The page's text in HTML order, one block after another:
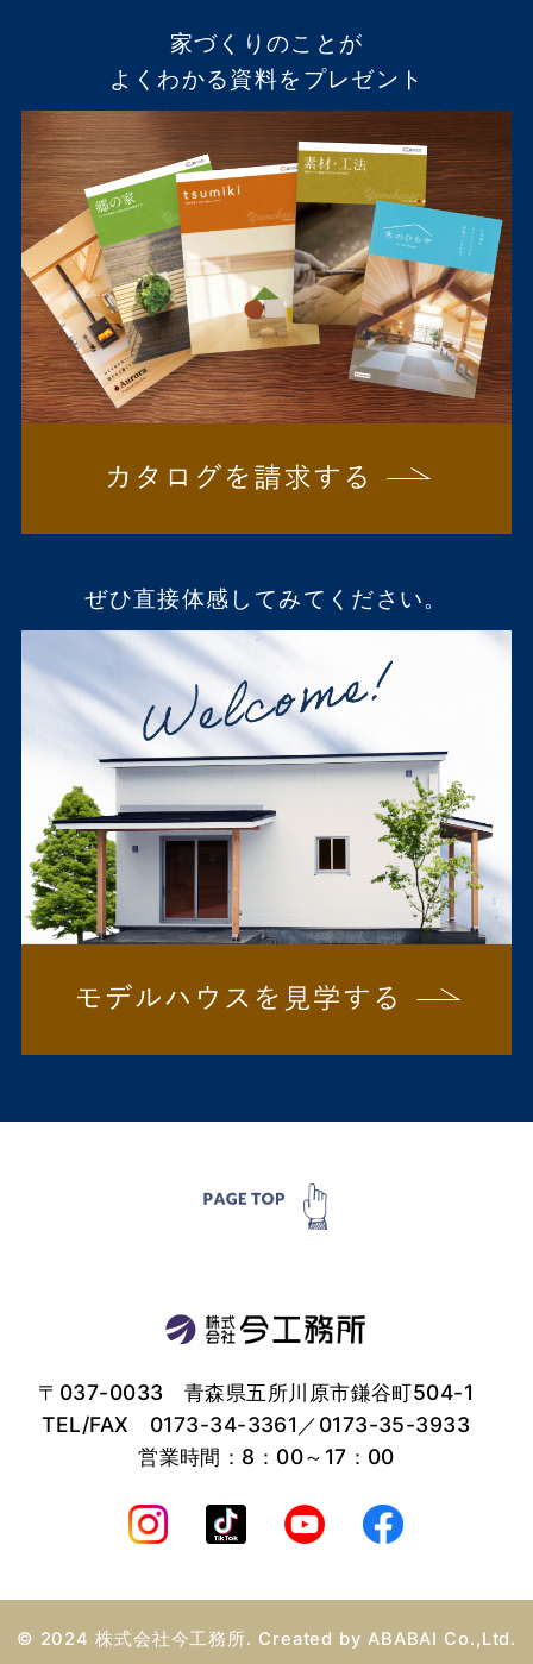
家づくりのことが
よくわかる資料をプレゼント
ぜひ直接体感してみてください。
〒037-0033 青森県五所川原市鎌谷町504-1
TEL/FAX 0173-34-3361 ／0173-35-3933
営業時間：8：00～17：00
© 2024 株式会社今工務所. Created by ABABAI Co.,Ltd.